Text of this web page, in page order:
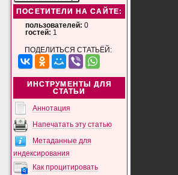
ПОСЕТИТЕЛИ НА САЙТЕ:
пользователей: 0
гостей: 1
ПОДЕЛИТЬСЯ СТАТЬЁЙ:
ИНСТРУМЕНТЫ ДЛЯ
СТАТЬИ
Аннотация
Напечатать эту статью
Метаданные для
индексирования
Как процитировать